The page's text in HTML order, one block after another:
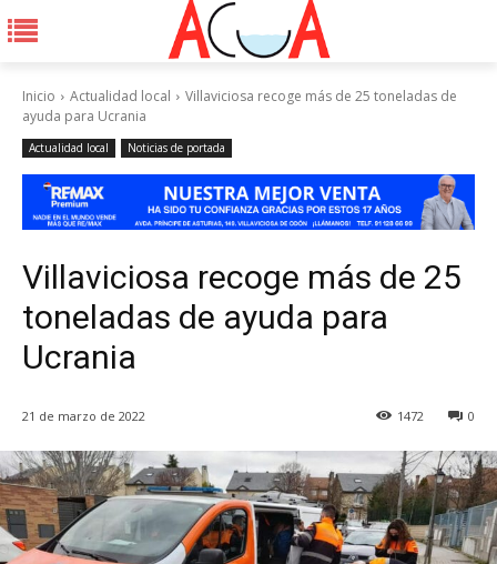
Inicio Actualidad local
Villaviciosa recoge más de 25 toneladas de
ayuda para Ucrania
Actualidad local Noticias de portada
Villaviciosa recoge más de 25
toneladas de ayuda para
Ucrania
21 de marzo de 2022 0
1472